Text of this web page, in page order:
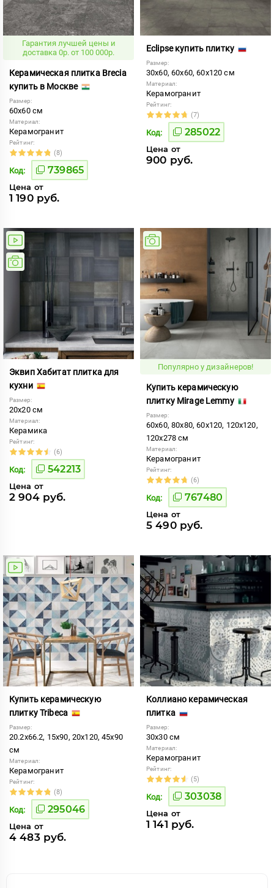
Гарантия лучшей цены и
доставка 0р. от 100 000р.
Керамическая плитка Brecia
купить в Москве
Размер:
60x60 см
Материал:
Керамогранит
Рейтинг:
(8)
Код: 739865
Цена от
1 190 руб.
Eclipse купить плитку
Размер:
30x60, 60x60, 60x120 см
Материал:
Керамогранит
Рейтинг:
(7)
Код: 285022
Цена от
900 руб.
Эквип Хабитат плитка для
кухни
Размер:
20x20 см
Материал:
Керамика
Рейтинг:
(6)
Код: 542213
Цена от
2 904 руб.
Популярно у дизайнеров!
Купить керамическую
плитку Mirage Lemmy
Размер:
60x60, 80x80, 60x120, 120x120,
120x278 см
Материал:
Керамогранит
Рейтинг:
(6)
Код: 767480
Цена от
5 490 руб.
Купить керамическую
плитку Tribeca
Размер:
20.2x66.2, 15x90, 20x120, 45x90
см
Материал:
Керамогранит
Рейтинг:
(8)
Код: 295046
Цена от
4 483 руб.
Коллиано керамическая
плитка
Размер:
30x30 см
Материал:
Керамогранит
Рейтинг:
(5)
Код: 303038
Цена от
1 141 руб.